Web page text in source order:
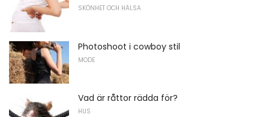
SKÖNHET OCH HÄLSA
Photoshoot i cowboy stil
MODE
Vad är råttor rädda för?
HUS